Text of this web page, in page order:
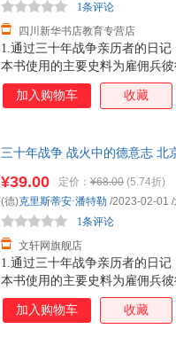
1.通过三十年战争亲历者的日
本书使用的主要史料为雇佣兵
记，兼顾研究三十年战争的经
内心恐惧与希望交织，被战争
载浮载沉，无意中成了同时代
四川新华书店教育专营店
1条评论
加入购物车 收藏
三十年战争 战火中的德意志 北
1.通过三十年战争亲历者的日
本书使用的主要史料为雇佣兵
记，兼顾研究三十年战争的经
内心恐惧与希望交织，被战争
¥39.00 定价： ¥68.00 (5.74折)
文轩网旗舰店
1条评论
(德)克里斯蒂安·潘特勒 /2023-02-01 /
加入购物车 收藏